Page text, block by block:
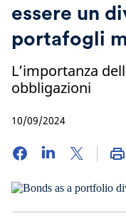
essere un
portafogli
L’importanza
obbligazioni
10/09/2024